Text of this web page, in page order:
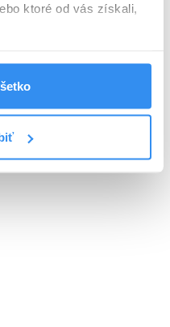
ktoré od vás získali,